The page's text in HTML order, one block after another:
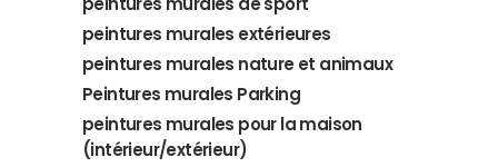
peintures murales extérieures
peintures murales nature et animaux
Peintures murales Parking
peintures murales pour la maison
(intérieur/extérieur)